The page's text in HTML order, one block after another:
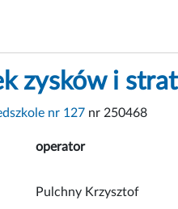
zysków i strat
nr 127 nr 250468
operator
Pulchny Krzysztof